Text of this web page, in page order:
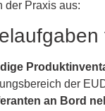
der Praxis aus:
der
an Bord